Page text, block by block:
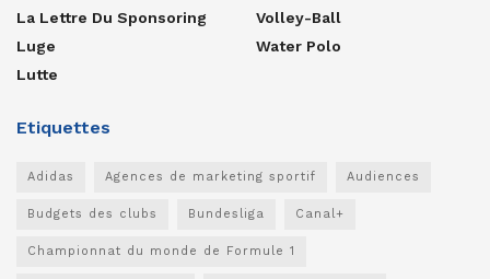
La Lettre Du Sponsoring
Luge
Lutte
Volley-Ball
Water Polo
Etiquettes
Adidas Agences de marketing sportif Audiences
Budgets des clubs Bundesliga Canal+
Championnat du monde de Formule 1